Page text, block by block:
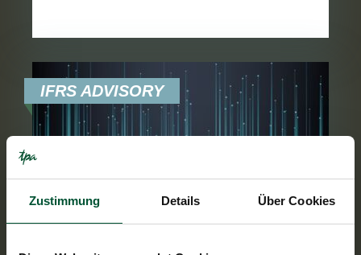
Zustimmung Details Über Cookies
IFRS ADVISORY